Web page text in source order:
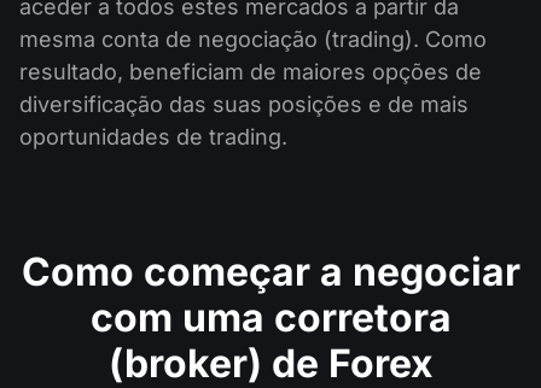
aceder a todos estes mercados a partir da
mesma conta de negociação (trading). Como
resultado, beneficiam de maiores opções de
diversificação das suas posições e de mais
oportunidades de trading.
Como começar a negociar
com uma corretora
(broker) de Forex